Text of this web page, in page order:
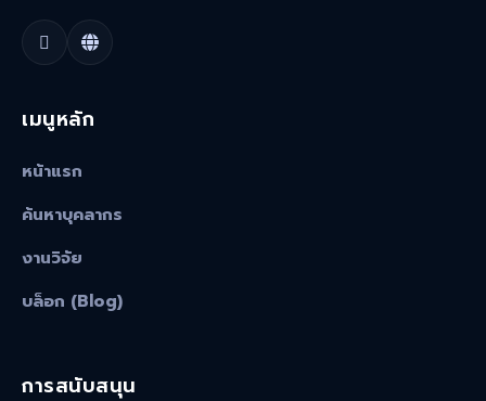
เมนูหลัก
หน้าแรก
ค้นหาบุคลากร
งานวิจัย
บล็อก (Blog)
การสนับสนุน